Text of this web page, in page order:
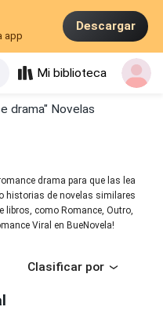
app
Descargar
Mi biblioteca
drama" Novelas
drama para que las lea
historias de novelas similares
libros, como Romance, Outro,
Viral en BueNovela!
Clasificar por